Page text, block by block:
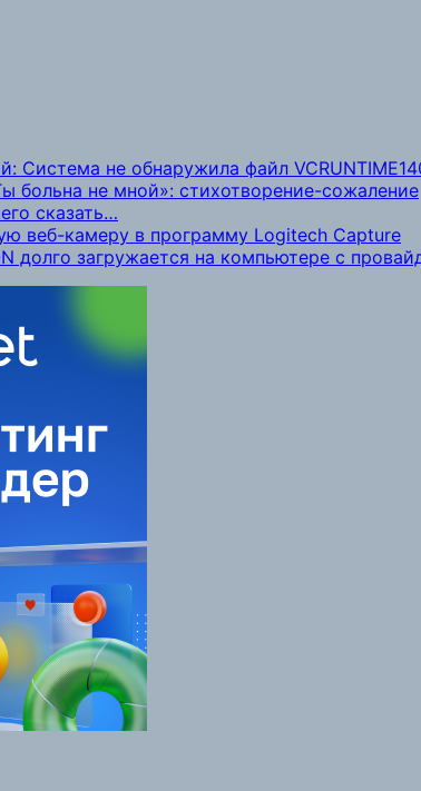
Система не обнаружила файл
больна не мной»: стихотворение-сожаление
сказать…
веб-камеру в программу Logitech Capture
долго загружается на компьютере с